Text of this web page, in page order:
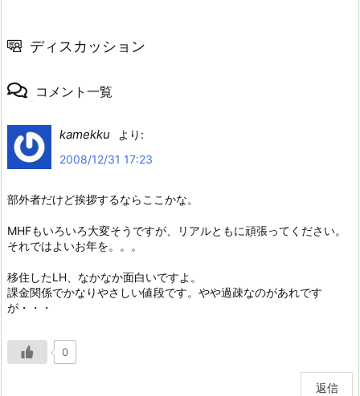
ディスカッション
コメント一覧
kamekku
より:
2008/12/31 17:23
部外者だけど挨拶するならここかな。
MHFもいろいろ大変そうですが、リアルともに頑張ってください。
それではよいお年を。。。
移住したLH、なかなか面白いですよ。
課金関係でかなりやさしい値段です。やや過疎なのがあれです
が・・・
0
返信